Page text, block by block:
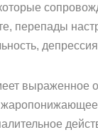
перепады
выраженное